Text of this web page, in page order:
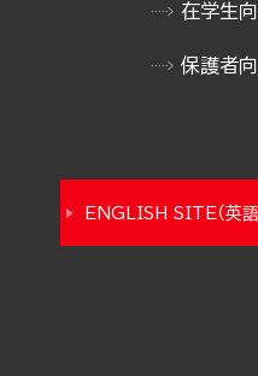
在学生
保護者
ENGLISH SITE（英語